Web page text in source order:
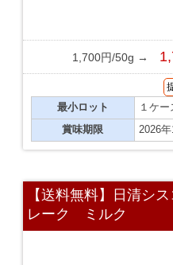
1,700円/50g →
最小ロット
１ケ
賞味期限
2026
【送料無料】日清シ
レーク ミルク